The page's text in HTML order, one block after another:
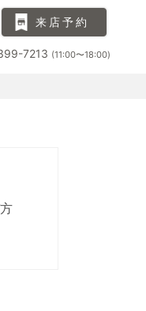
来店予約
7213 (11:00〜18:00)